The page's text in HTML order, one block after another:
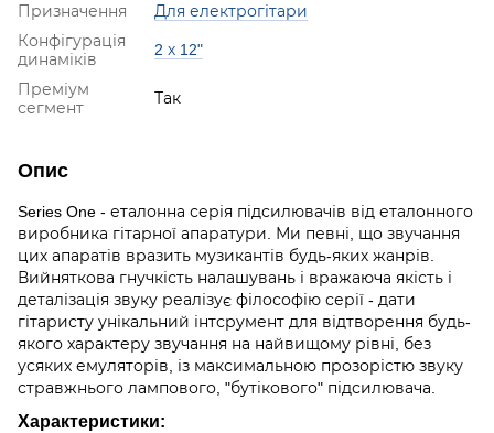
Призначення
Для електрогітари
Конфігурація
динаміків
2 х 12"
Преміум
сегмент
Так
Опис
Series One - еталонна серія підсилювачів від еталонного
виробника гітарної апаратури. Ми певні, що звучання
цих апаратів вразить музикантів будь-яких жанрів.
Вийняткова гнучкість налашувань і вражаюча якість і
деталізація звуку реалізує філософію серії - дати
гітаристу унікальний інтсрумент для відтворення будь-
якого характеру звучання на найвищому рівні, без
усяких емуляторів, із максимальною прозорістю звуку
стравжнього лампового, "бутікового" підсилювача.
Характеристики: